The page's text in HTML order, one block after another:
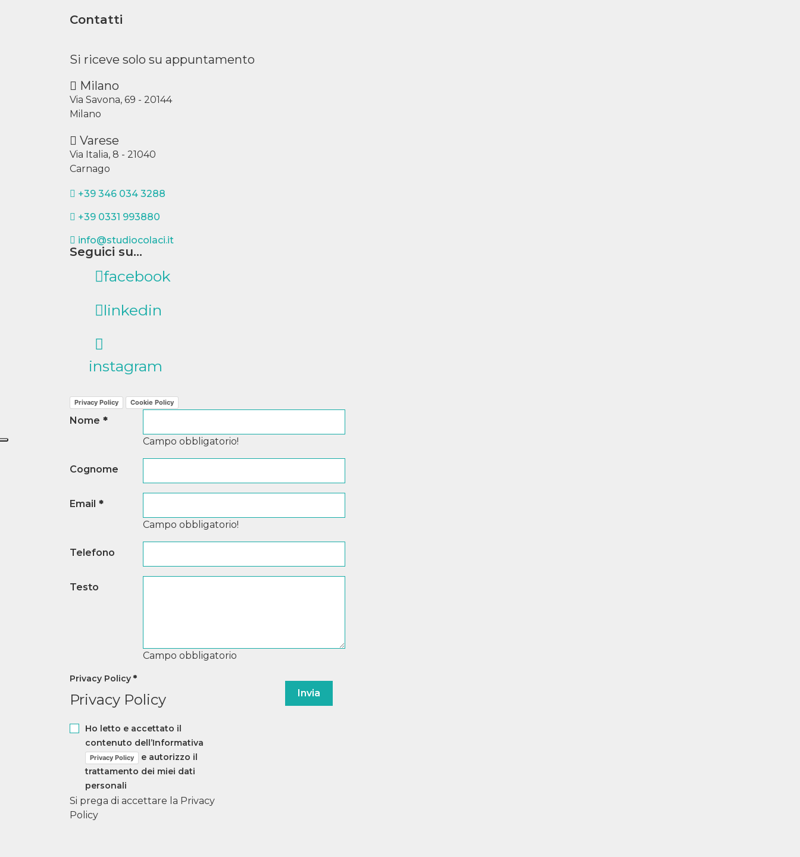
Contatti
Si riceve solo su appuntamento
Milano
Via Savona, 69 - 20144
Milano
Varese
Via Italia, 8 - 21040
Carnago
+39 346 034 3288
+39 0331 993880
info@studiocolaci.it
Seguici su...
facebook
linkedin
instagram
Privacy Policy Cookie Policy
Nome *
Campo obbligatorio!
Cognome
Email *
Campo obbligatorio!
Telefono
Testo
Campo obbligatorio
Privacy Policy *
Privacy Policy
Ho letto e accettato il
contenuto dell’Informativa
Privacy Policy
e autorizzo il
trattamento dei miei dati
personali
Si prega di accettare la Privacy
Policy
Invia